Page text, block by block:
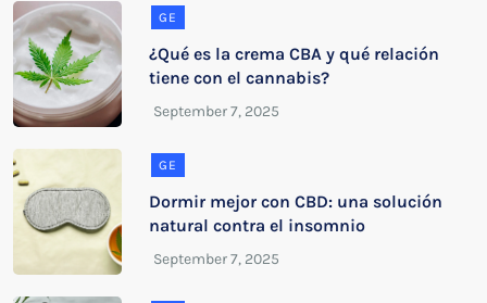
GE
¿Qué es la crema CBA y qué relación
tiene con el cannabis?
GE
Dormir mejor con CBD: una solución
natural contra el insomnio